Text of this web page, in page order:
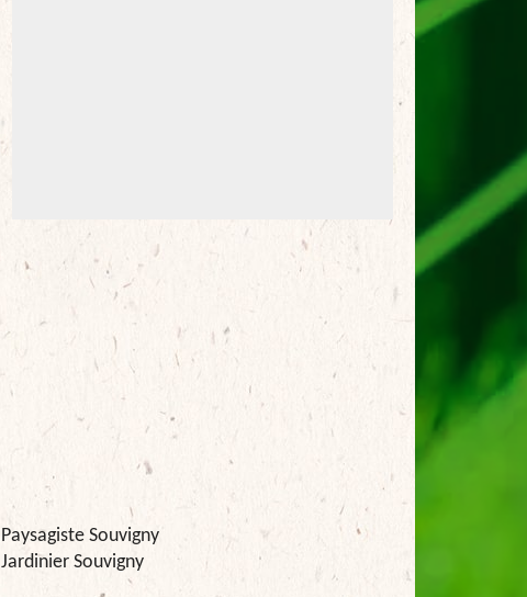
Paysagiste Souvigny
Jardinier Souvigny